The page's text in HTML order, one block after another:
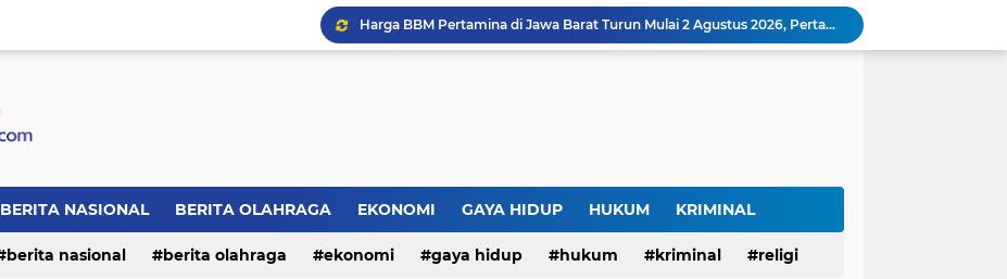
Harga BBM Pertamina di Jawa Barat Turun Mulai 2 Agustus 2026, Pertamax Jadi Rp15.950 per Liter, Cek Daftar Harga Terbaru
SAM FARM Greenhouse Cisolok Resmi Beroperasi, Hadirkan Wisata Petik Melon Premium dan Edukasi Pertanian Modern di Sukabumi
Situ Cisuba Sukabumi, Danau Cantik dengan Panggung Terapung yang Cocok Jadi Destinasi Libur Akhir Pekan
BERITA NASIONAL BERITA OLAHRAGA EKONOMI GAYA HIDUP HUKUM KRIMINAL
berita nasional berita olahraga ekonomi gaya hidup hukum kriminal religi